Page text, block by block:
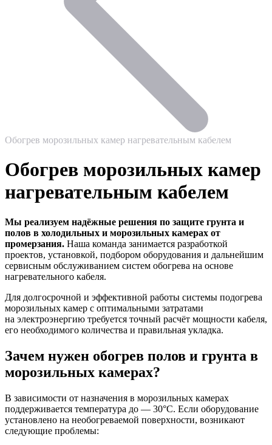
Обогрев морозильных камер нагревательным кабелем
Обогрев морозильных камер
нагревательным кабелем
Мы реализуем надёжные решения по защите грунта и
полов в холодильных и морозильных камерах от
промерзания. Наша команда занимается разработкой
проектов, установкой, подбором оборудования и дальнейшим
сервисным обслуживанием систем обогрева на основе
нагревательного кабеля.
Для долгосрочной и эффективной работы системы подогрева
морозильных камер с оптимальными затратами
на электроэнергию требуется точный расчёт мощности кабеля,
его необходимого количества и правильная укладка.
Зачем нужен обогрев полов и грунта в
морозильных камерах?
В зависимости от назначения в морозильных камерах
поддерживается температура до — 30°С. Если оборудование
установлено на необогреваемой поверхности, возникают
следующие проблемы: